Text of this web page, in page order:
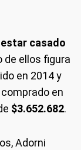
estar casado
de ellos figura
en 2014 y
en
$3.652.682.
Adorni